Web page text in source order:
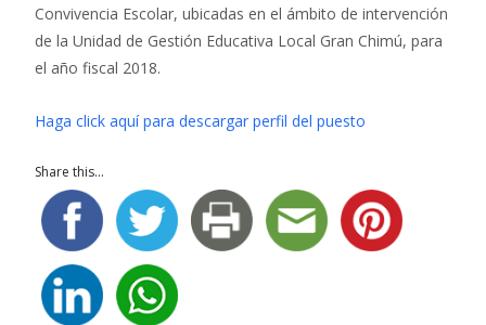
Convivencia Escolar, ubicadas en el ámbito de intervención
de la Unidad de Gestión Educativa Local Gran Chimú, para
el año fiscal 2018.
Haga click aquí para descargar perfil del puesto
Share this...